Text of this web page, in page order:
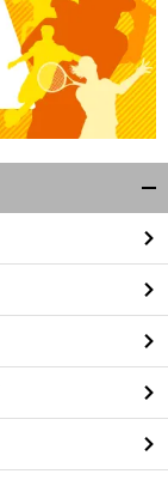
前
閉
る